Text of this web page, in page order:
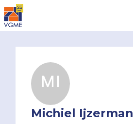
Michiel Ijzerman